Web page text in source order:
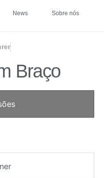
News Sobre nós
Braço